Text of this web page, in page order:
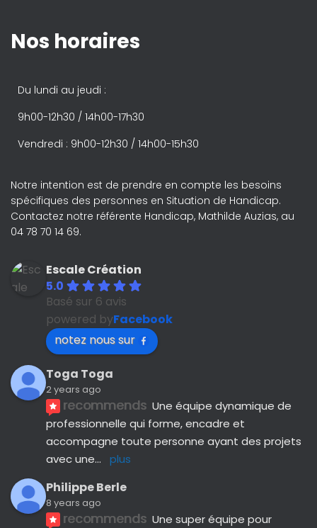
Nos horaires
Du lundi au jeudi :
9h00-12h30 / 14h00-17h30
Vendredi : 9h00-12h30 / 14h00-15h30
Notre intention est de prendre en compte les besoins
spécifiques des personnes en Situation de Handicap.
Contactez notre référente Handicap, Mathilde Auzias, au
04 78 70 14 69.
Escale Création
5.0
Basé sur 6 avis
powered byFacebook
notez nous sur
Toga Toga
2 years ago
recommends Une équipe dynamique de
professionnelle qui forme, encadre et
accompagne toute personne ayant des projets
avec une... plus
Philippe Berle
8 years ago
recommends Une super équipe pour